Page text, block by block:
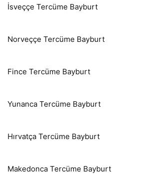
İsveççe Tercüme Bayburt
Norveççe Tercüme Bayburt
Fince Tercüme Bayburt
Yunanca Tercüme Bayburt
Hırvatça Tercüme Bayburt
Makedonca Tercüme Bayburt